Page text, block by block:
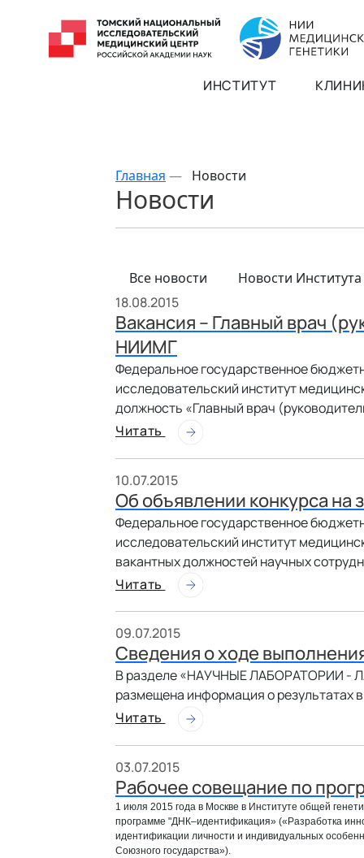
ИНСТИТУТ
Главная — Новости
Новости
Все новости
Новости Института
18.08.2015
Вакансия – Главный врач
НИИМГ
Федеральное государственное
исследовательский институт
должность «Главный врач
Читать
10.07.2015
Об объявлении конкурса
Федеральное государственное
исследовательский институт
вакантных должностей научных
Читать
09.07.2015
Сведения о ходе
В разделе «НАУЧНЫЕ ЛАБОРАТОРИИ
размещена информация о результатах
Читать
03.07.2015
Рабочее совещание по
1 июля 2015 года в Москве в Институте общей
программе "ДНК–идентификация» («Разработка
идентификации личности и индивидуальных
Союзного государства»).